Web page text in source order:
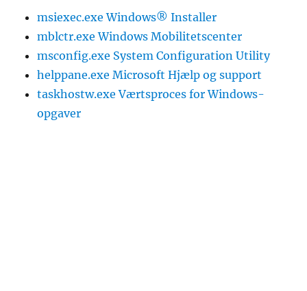
msiexec.exe Windows® Installer
mblctr.exe Windows Mobilitetscenter
msconfig.exe System Configuration Utility
helppane.exe Microsoft Hjælp og support
taskhostw.exe Værtsproces for Windows-
opgaver